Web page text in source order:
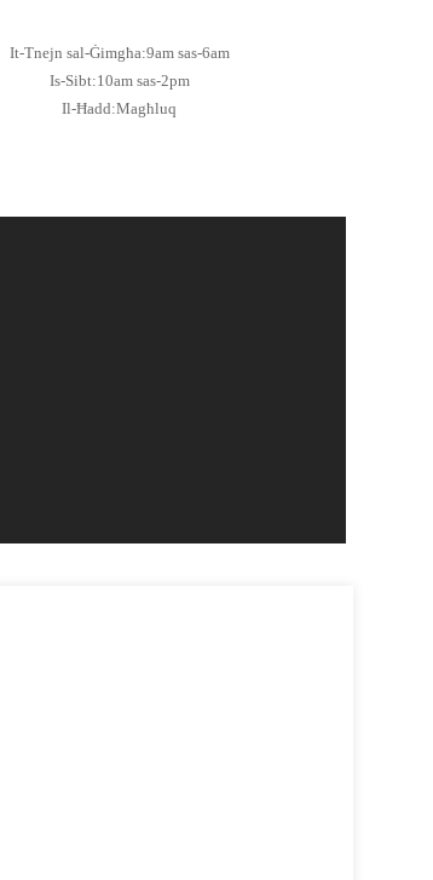
It-Tnejn sal-Ġimgħa:9am sas-6am
Is-Sibt:10am sas-2pm
Il-Ħadd:Magħluq